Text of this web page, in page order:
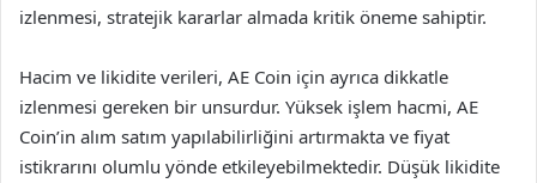
izlenmesi, stratejik kararlar almada kritik öneme sahiptir.
Hacim ve likidite verileri, AE Coin için ayrıca dikkatle
izlenmesi gereken bir unsurdur. Yüksek işlem hacmi, AE
Coin’in alım satım yapılabilirliğini artırmakta ve fiyat
istikrarını olumlu yönde etkileyebilmektedir. Düşük likidite